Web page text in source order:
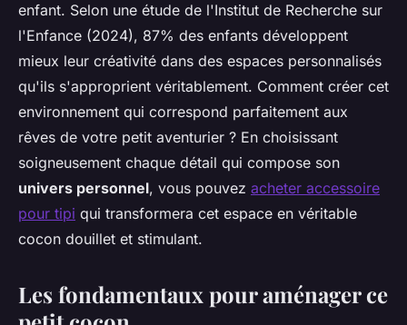
enfant. Selon une étude de l'Institut de Recherche sur
l'Enfance (2024), 87% des enfants développent
mieux leur créativité dans des espaces personnalisés
qu'ils s'approprient véritablement. Comment créer cet
environnement qui correspond parfaitement aux
rêves de votre petit aventurier ? En choisissant
soigneusement chaque détail qui compose son
univers personnel, vous pouvez acheter accessoire
pour tipi qui transformera cet espace en véritable
cocon douillet et stimulant.
Les fondamentaux pour aménager ce